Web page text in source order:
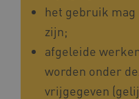
het gebruik
zijn;
afgeleide
worden onder
vrijgegeven
BCSessionID